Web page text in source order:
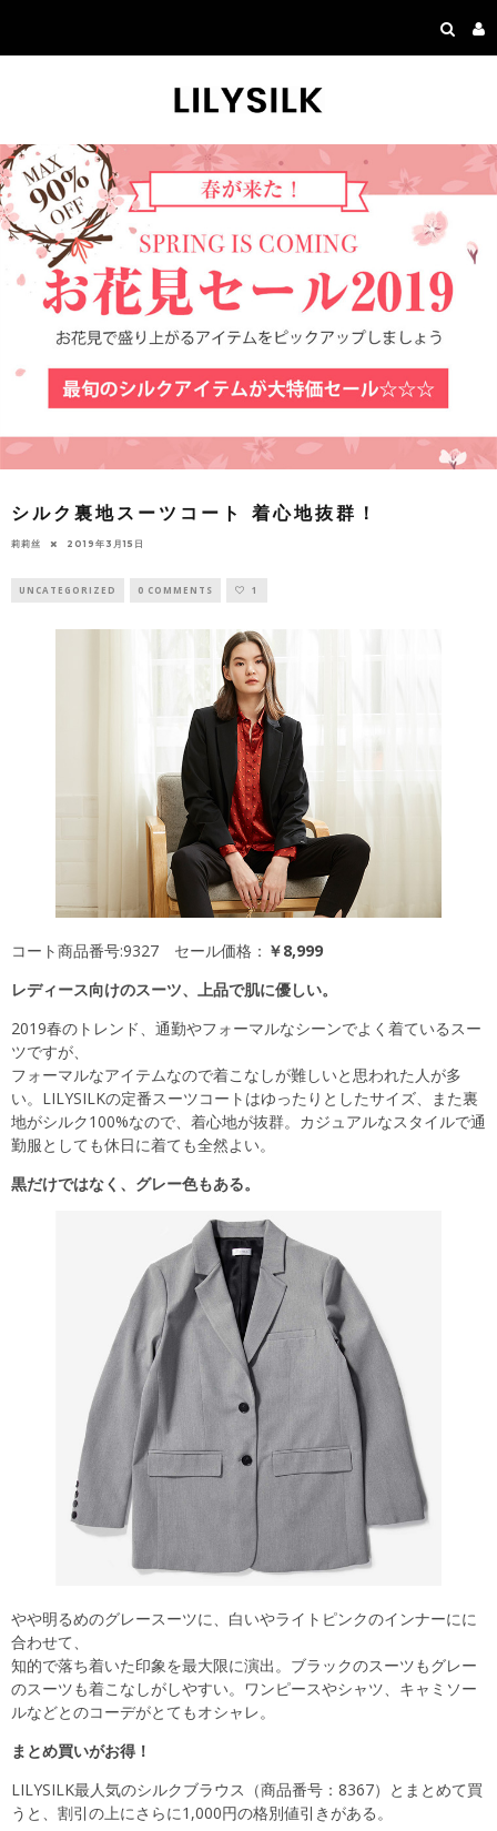
シルク裏地スーツコート 着心地抜群！
莉莉丝 2019年3月15日
UNCATEGORIZED 0 COMMENTS 1
コート商品番号:9327 セール価格： ￥8,999
レディース向けのスーツ、上品で肌に優しい。
2019春のトレンド、通勤やフォーマルなシーンでよく着ているスー
ツですが、
フォーマルなアイテムなので着こなしが難しいと思われた人が多
い。LILYSILKの定番スーツコートはゆったりとしたサイズ、また裏
地がシルク100%なので、着心地が抜群。カジュアルなスタイルで通
勤服としても休日に着ても全然よい。
黒だけではなく、グレー色もある。
やや明るめのグレースーツに、白いやライトピンクのインナーにに
合わせて、
知的で落ち着いた印象を最大限に演出。ブラックのスーツもグレー
のスーツも着こなしがしやすい。ワンピースやシャツ、キャミソー
ルなどとのコーデがとてもオシャレ。
まとめ買いがお得！
LILYSILK最人気のシルクブラウス（商品番号：8367）とまとめて買
うと、割引の上にさらに1,000円の格別値引きがある。